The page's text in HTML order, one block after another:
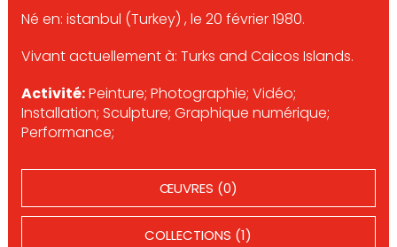
Né en: istanbul (Turkey) , le 20 février 1980.
Vivant actuellement à: Turks and Caicos Islands.
Activité:Peinture; Photographie; Vidéo;
Installation; Sculpture; Graphique numérique;
Performance;
ŒUVRES (0)
COLLECTIONS (1)